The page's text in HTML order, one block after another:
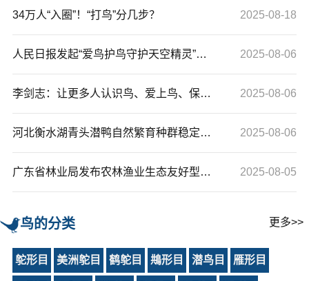
2025-08-18
34万人“入圈”！“打鸟”分几步？
2025-08-06
人民日报发起“爱鸟护鸟守护天空精灵”行动
2025-08-06
李剑志：让更多人认识鸟、爱上鸟、保护鸟（守护鸟类家园）
2025-08-06
河北衡水湖青头潜鸭自然繁育种群稳定建立
2025-08-05
广东省林业局发布农林渔业生态友好型防鸟网推荐使用指引（试行）
更多>>
鸟的分类
鸵形目 美洲鸵目 鹤鸵目 䳍形目 潜鸟目 雁形目